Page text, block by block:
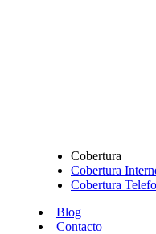
Cobertura
Cobertura
Cobertura
Blog
Contacto